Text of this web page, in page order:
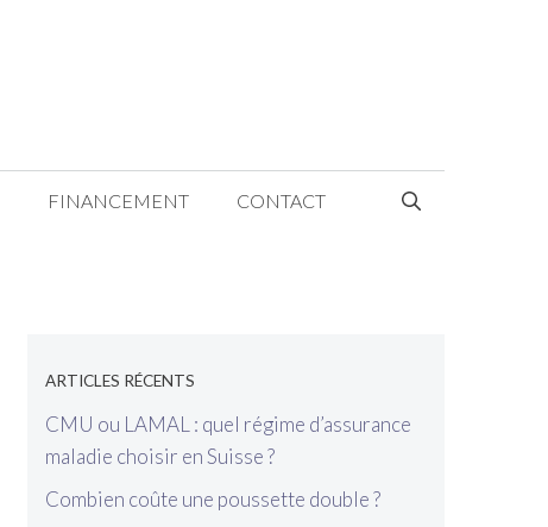
FINANCEMENT CONTACT
ARTICLES RÉCENTS
CMU ou LAMAL : quel régime d’assurance
maladie choisir en Suisse ?
Combien coûte une poussette double ?